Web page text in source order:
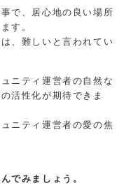
で、居心地の良い場所
す。
、難しいと言われてい
ニティ運営者の自然な
活性化が期待できま
ニティ運営者の愛の焦
でみましょう。